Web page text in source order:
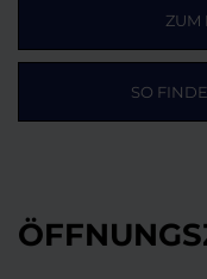
ZUM
SO